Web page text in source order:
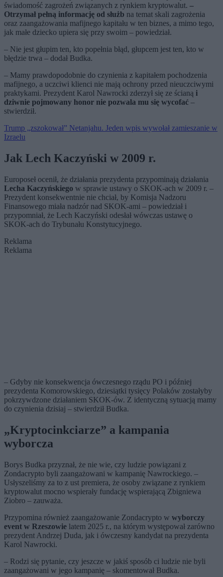
świadomość zagrożeń związanych z rynkiem kryptowalut. –
Otrzymał pełną informację od służb na temat skali zagrożenia
oraz zaangażowania mafijnego kapitału w ten biznes, a mimo tego,
jak małe dziecko upiera się przy swoim – powiedział.
– Nie jest głupim ten, kto popełnia błąd, głupcem jest ten, kto w
błędzie trwa – dodał Budka.
– Mamy prawdopodobnie do czynienia z kapitałem pochodzenia
mafijnego, a uczciwi klienci nie mają ochrony przed nieuczciwymi
praktykami. Prezydent Karol Nawrocki zderzył się ze ścianą i
dziwnie pojmowany honor nie pozwala mu się wycofać –
stwierdził.
Trump „zszokował” Netanjahu. Jeden wpis wywołał zamieszanie w
Izraelu
Jak Lech Kaczyński w 2009 r.
Europoseł ocenił, że działania prezydenta przypominają działania
Lecha Kaczyńskiego w sprawie ustawy o SKOK-ach w 2009 r. –
Prezydent konsekwentnie nie chciał, by Komisja Nadzoru
Finansowego miała nadzór nad SKOK-ami – powiedział i
przypomniał, że Lech Kaczyński odesłał wówczas ustawę o
SKOK-ach do Trybunału Konstytucyjnego.
Reklama
Reklama
– Gdyby nie konsekwencja ówczesnego rządu PO i później
prezydenta Komorowskiego, dziesiątki tysięcy Polaków zostałyby
pokrzywdzone działaniem SKOK-ów. Z identyczną sytuacją mamy
do czynienia dzisiaj – stwierdził Budka.
„Kryptocinkciarze” a kampania
wyborcza
Borys Budka przyznał, że nie wie, czy ludzie powiązani z
Zondacrypto byli zaangażowani w kampanię Nawrockiego. –
Usłyszeliśmy za to z ust premiera, że osoby związane z rynkiem
kryptowalut mocno wspierały fundację wspierającą Zbigniewa
Ziobro – zauważa.
Przypomina również zaangażowanie Zondacrypto w wyborczy
event w Rzeszowie latem 2025 r., na którym występował zarówno
prezydent Andrzej Duda, jak i ówczesny kandydat na prezydenta
Karol Nawrocki.
– Rodzi się pytanie, czy jeszcze w jakiś sposób ci ludzie nie byli
zaangażowani w jego kampanię – skomentował Budka.